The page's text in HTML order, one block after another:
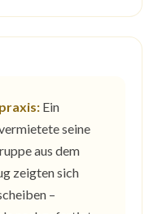
Ein
seine
aus dem
zeigten sich
–